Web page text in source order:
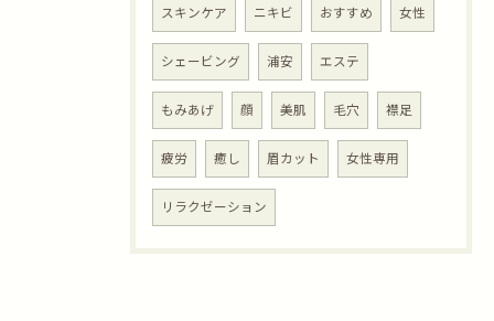
スキンケア ニキビ おすすめ 女性
シェービング 浦安 エステ
もみあげ 顔 美肌 毛穴 襟足
疲労 癒し 眉カット 女性専用
リラクゼーション